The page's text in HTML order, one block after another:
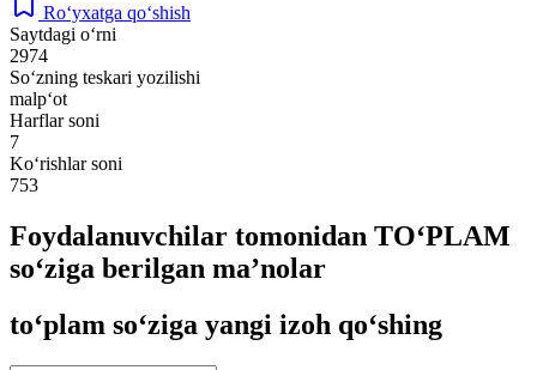
Ro‘yxatga qo‘shish
Saytdagi o‘rni
2974
So‘zning teskari yozilishi
malp‘ot
Harflar soni
7
Ko‘rishlar soni
753
Foydalanuvchilar tomonidan TO‘PLAM
so‘ziga berilgan ma’nolar
to‘plam so‘ziga yangi izoh qo‘shing